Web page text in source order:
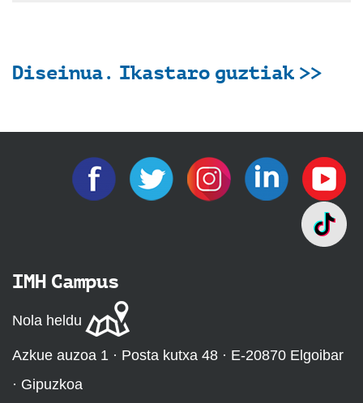
Diseinua. Ikastaro guztiak >>
IMH Campus
Nola heldu
Azkue auzoa 1 · Posta kutxa 48 · E-20870 Elgoibar
· Gipuzkoa